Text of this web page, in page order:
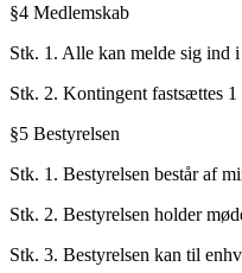
§4 Medlemskab
Stk. 1. Alle kan melde sig ind
Stk. 2. Kontingent fastsættes
§5 Bestyrelsen
Stk. 1. Bestyrelsen består af
Stk. 2. Bestyrelsen holder
Stk. 3. Bestyrelsen kan til